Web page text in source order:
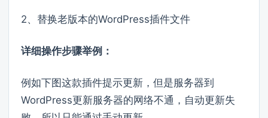
2、替换老版本的WordPress插件文件
详细操作步骤举例：
例如下图这款插件提示更新，但是服务器到
WordPress更新服务器的网络不通，自动更新失